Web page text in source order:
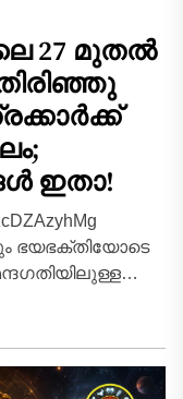
27 മുതൽ
ഇതാ!
ഭയഭക്തിയോടെ
'നീതിമാൻ' എന്ന